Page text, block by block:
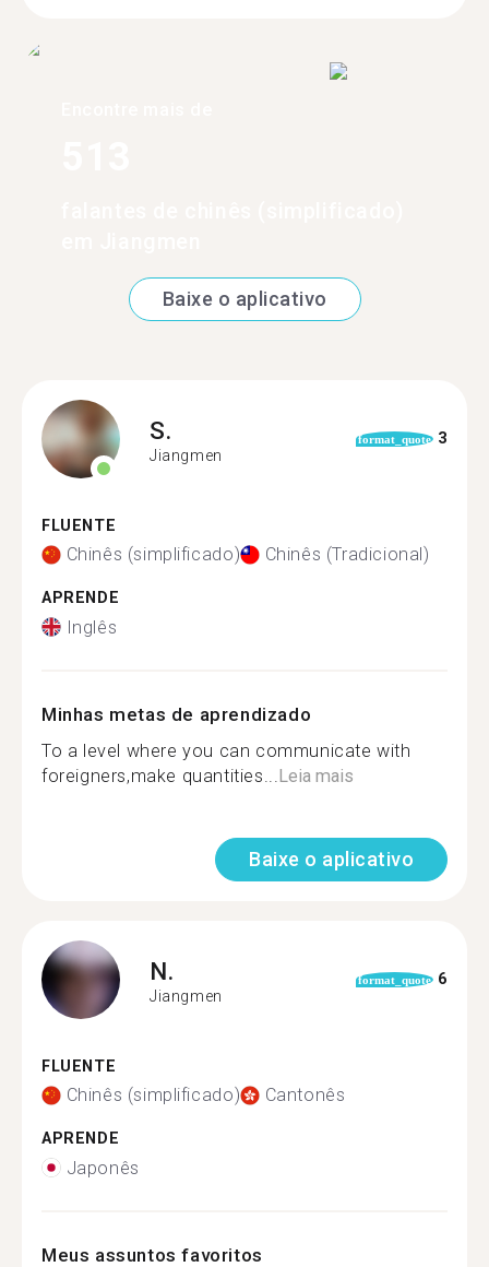
Baixe o aplicativo
S.
Jiangmen
format_quote 3
FLUENTE
Chinês (simplificado) Chinês (Tradicional)
APRENDE
Inglês
Minhas metas de aprendizado
To a level where you can communicate with
foreigners,make quantities... Leia mais
Baixe o aplicativo
N.
Jiangmen
format_quote 6
FLUENTE
Chinês (simplificado) Cantonês
APRENDE
Japonês
Meus assuntos favoritos